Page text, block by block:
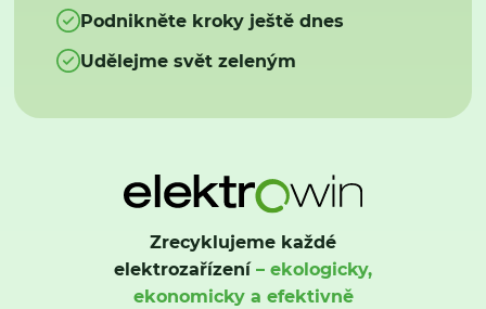
Podnikněte kroky ještě dnes
Udělejme svět zeleným
Zrecyklujeme každé
elektrozařízení– ekologicky,
ekonomicky a efektivně